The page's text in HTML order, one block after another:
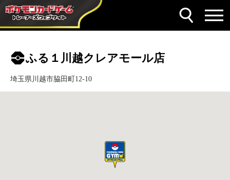
ふる１川越クレアモール店
埼玉県川越市脇田町12-10